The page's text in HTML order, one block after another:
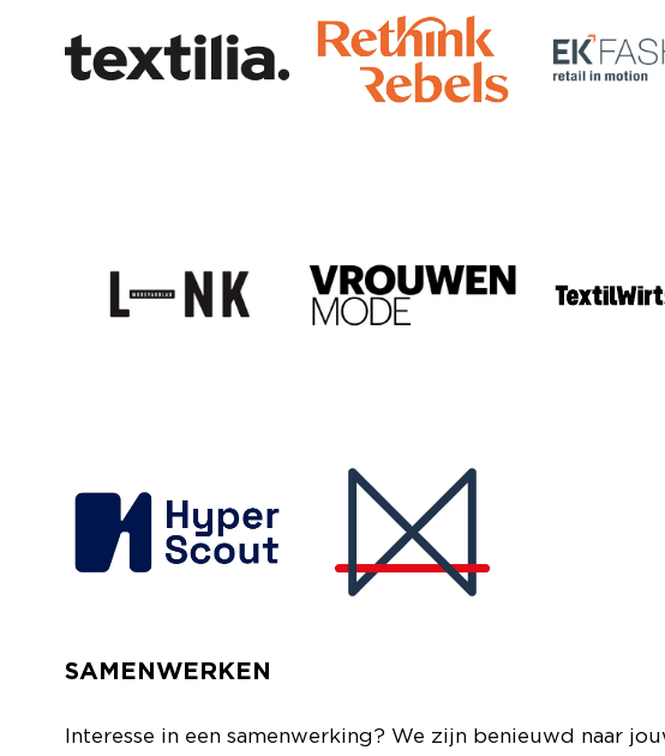
SAMENWERKEN
Interesse in een samenwerking? We zijn benieuwd naar